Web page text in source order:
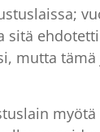
sitä
mutta